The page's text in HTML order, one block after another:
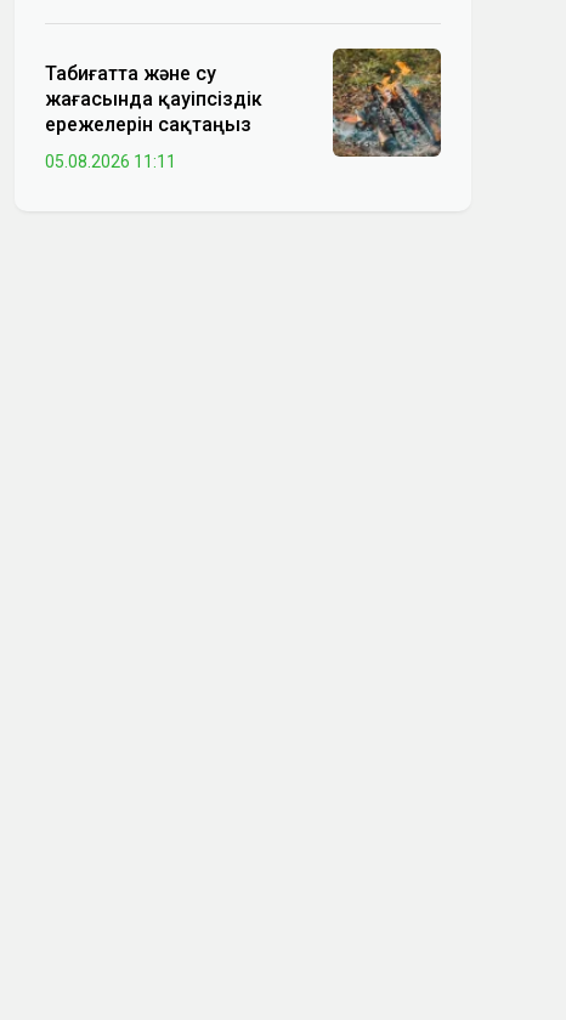
Табиғатта және су
жағасында қауіпсіздік
ережелерін сақтаңыз
05.08.2026 11:11